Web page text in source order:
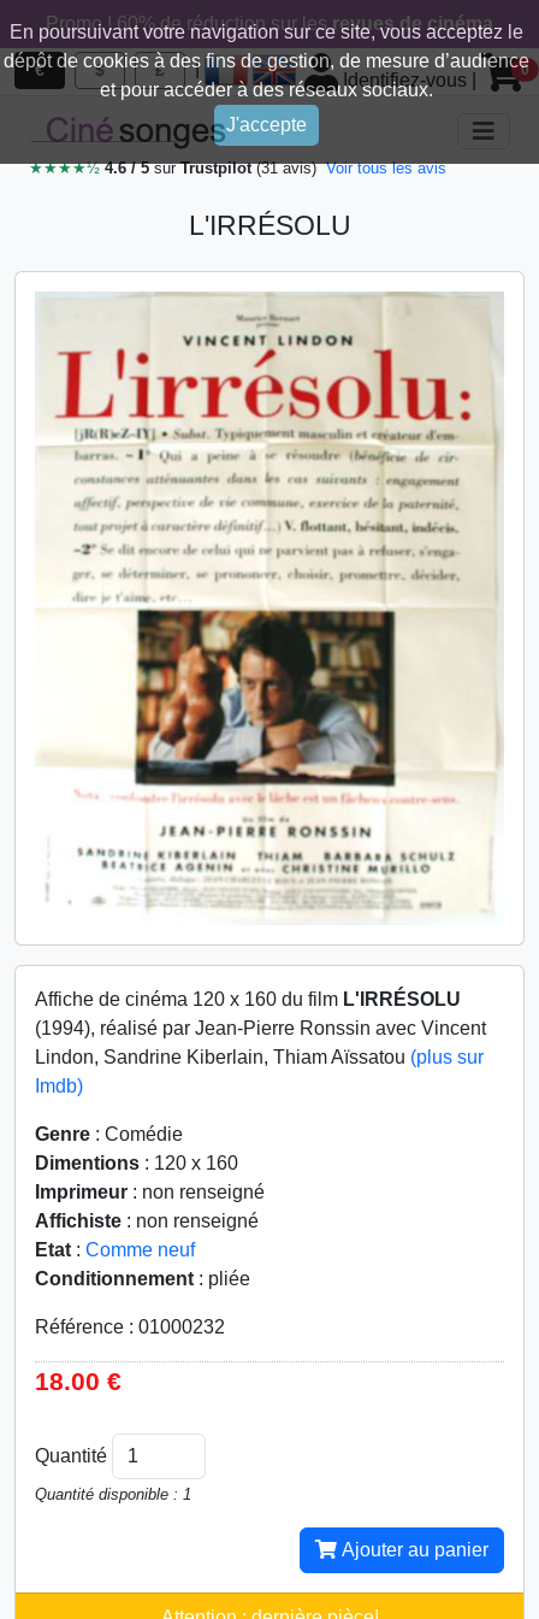
En poursuivant votre navigation sur ce site, vous acceptez le
dépôt de cookies à des fins de gestion, de mesure d’audience
et pour accéder à des réseaux sociaux.
J'accepte
Promo ! 60% de réduction sur lesrevues de cinéma
€ $ £ |
Identifiez-vous 0
★★★★½4.6 / 5surTrustpilot(31 avis) Voir tous les avis
L'IRRÉSOLU
Affiche de cinéma 120 x 160 du film L'IRRÉSOLU
(1994), réalisé par Jean-Pierre Ronssin avec Vincent
Lindon, Sandrine Kiberlain, Thiam Aïssatou (plus sur
Imdb)
Genre : Comédie
Dimentions : 120 x 160
Imprimeur : non renseigné
Affichiste : non renseigné
Etat : Comme neuf
Conditionnement : pliée
Référence : 01000232
18.00 €
Quantité
Quantité disponible : 1
Ajouter au panier